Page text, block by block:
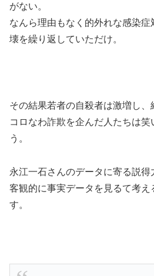
がない。
なんら理由もなく的外れな感染
壊を繰り返していただけ。
その結果若者の自殺者は激増し、
コロなわ詐欺を企んだ人たちは笑
う。
永江一石さんのデータに寄る説得
客観的に事実データを見るて考え
す。